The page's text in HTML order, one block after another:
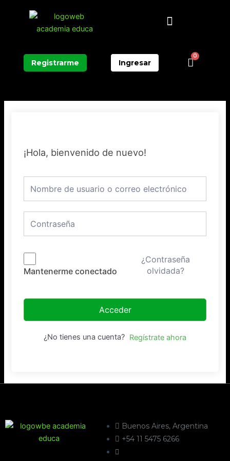
Menú
Registrarme Ingresar
0
¡Hola, bienvenido de nuevo!
Mantenerme conectado
¿Contraseña
olvidada?
Acceder
¿No tienes una cuenta? Regístrate ahora
Buenos Aires, Argentina
+54 11 5475 6266